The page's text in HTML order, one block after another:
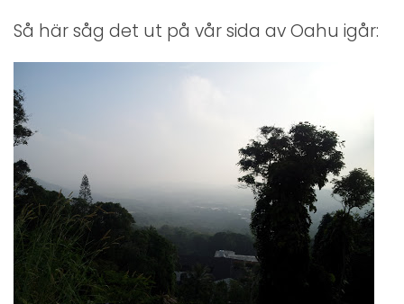
Så här såg det ut på vår sida av Oahu igår: